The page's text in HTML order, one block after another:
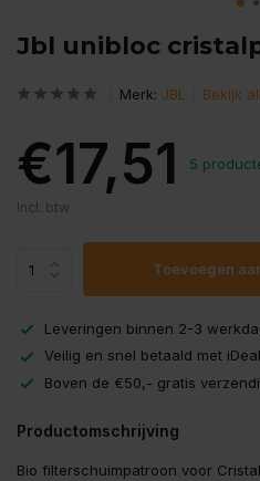
Jbl unibloc
Merk: JBL Bekijk
€17,51 5
Incl. btw
Toevoegen
Leveringen binnen 2-3
Veilig en snel betaald met iDeal
Boven de €50,- gratis
Productomschrijving
Bio filterschuimpatroon voor